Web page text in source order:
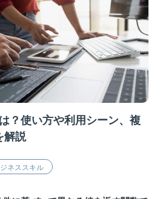
？使い方や利用シーン、複
解説
ネススキル